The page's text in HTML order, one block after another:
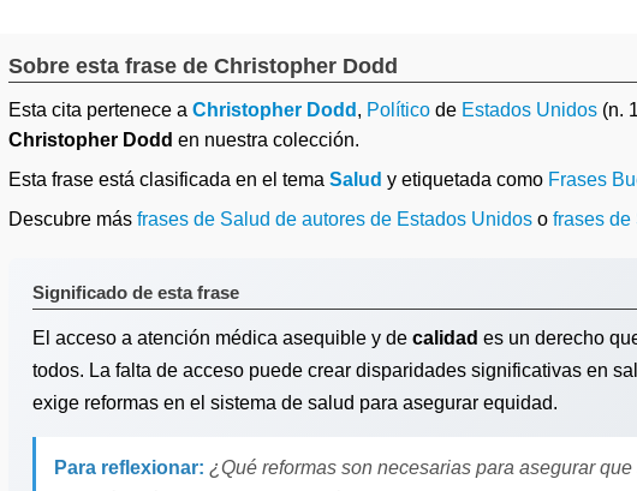
Sobre esta frase de Christopher Dodd
Esta cita pertenece a Christopher Dodd , Político de Estados Unidos (n.
Christopher Dodd en nuestra colección.
Esta frase está clasificada en el tema Salud y etiquetada como Frases
Descubre más frases de Salud de autores de Estados Unidos o frases de
Significado de esta frase
El acceso a atención médica asequible y de calidad es un derecho
todos. La falta de acceso puede crear disparidades significativas en
exige reformas en el sistema de salud para asegurar equidad.
Para reflexionar: ¿Qué reformas son necesarias para asegurar